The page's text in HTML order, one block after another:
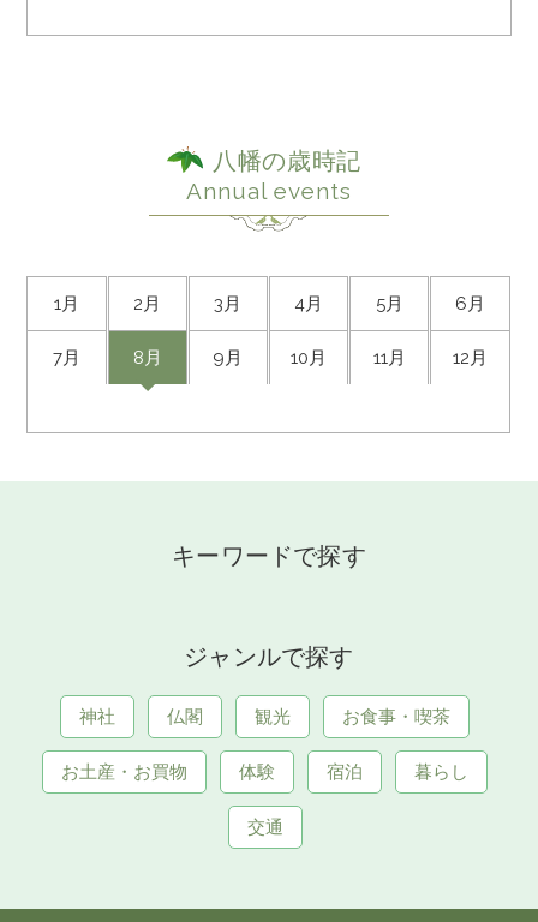
八幡の歳時記
Annual events
1月 2月 3月 4月 5月 6月
7月 8月 9月 10月 11月 12月
キーワードで探す
ジャンルで探す
神社 仏閣 観光 お食事・喫茶
お土産・お買物 体験 宿泊 暮らし
交通